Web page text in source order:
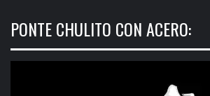
PONTE CHULITO CON ACERO: